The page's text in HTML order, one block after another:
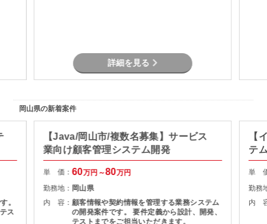
詳細を見る
岡山県の新着案件
。
ス
【Java/岡山市/複数名募集】サービス
業向け顧客管理システム開発
単 価：60万円～80万円
勤務地： 岡山県
内 容： 顧客情報や契約情報を管理する業務システム
の開発案件です。 要件定義から設計、開発、
テストまでをご担当いただきます。
【
テ
単
勤務
内